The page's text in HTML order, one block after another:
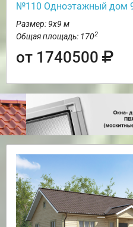
№110 Одноэтажный дом
Размер: 9х9 м
Общая площадь: 1702
от 1740500